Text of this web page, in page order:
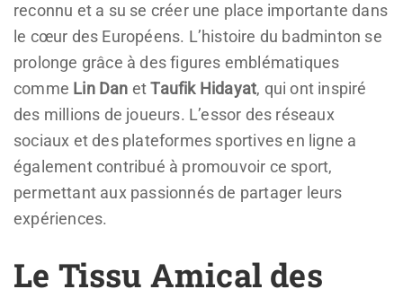
reconnu et a su se créer une place importante dans
le cœur des Européens. L’histoire du badminton se
prolonge grâce à des figures emblématiques
comme Lin Dan etTaufik Hidayat, qui ont inspiré
des millions de joueurs. L’essor des réseaux
sociaux et des plateformes sportives en ligne a
également contribué à promouvoir ce sport,
permettant aux passionnés de partager leurs
expériences.
Le Tissu Amical des